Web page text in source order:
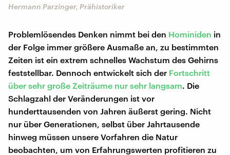
Hermann Parzinger, Prähistoriker
Problemlösendes Denken nimmt bei den Hominiden in
der Folge immer größere Ausmaße an, zu bestimmten
Zeiten ist ein extrem schnelles Wachstum des Gehirns
feststellbar. Dennoch entwickelt sich der Fortschritt
über sehr große Zeiträume nur sehr langsam. Die
Schlagzahl der Veränderungen ist vor
hunderttausenden von Jahren äußerst gering. Nicht
nur über Generationen, selbst über Jahrtausende
hinweg müssen unsere Vorfahren die Natur
beobachten, um von Erfahrungswerten profitieren zu